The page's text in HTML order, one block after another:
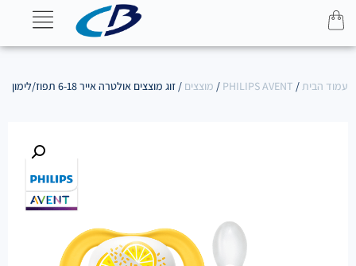
עמוד הבית/
PHILIPS AVENT
/ מוצצים / זוג מוצצים אולטרה אייר 6-18 תפוז/לימון